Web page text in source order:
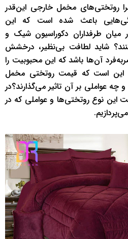
روتختی‌های مخمل خارجی این‌قدر
باعث شده است که این
میان طرفداران دکوراسیون شیک و
شاید لطافت بی‌نظیر، درخشش
آن‌ها باشد که این محبوبیت را
این است که قیمت روتختی مخمل
عواملی بر آن تاثیر می‌گذارند؟در
این نوع روتختی‌ها و عواملی که در